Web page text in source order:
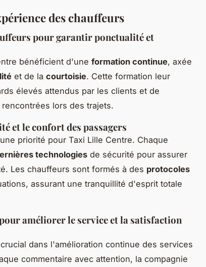
des chauffeurs
pour garantir ponctualité et
bénéficient d'une formation continue, axée
et de la courtoisie. Cette formation leur
élevés attendus par les clients et de
lors des trajets.
et le confort des passagers
priorité pour Taxi Lille Centre. Chaque
technologies de sécurité pour assurer
Les chauffeurs sont formés à des protocoles
assurant une tranquillité d'esprit totale
améliorer le service et la satisfaction
dans l'amélioration continue des services
commentaire avec attention, la compagnie